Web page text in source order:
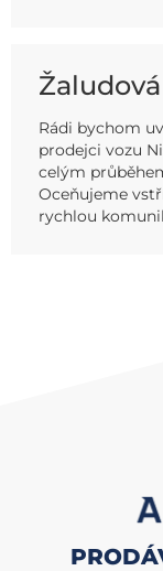
Rádi bychom
prodejci vozu
celým
Oceňujeme
rychlou